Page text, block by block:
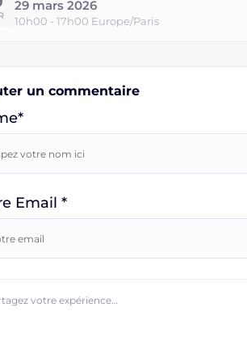
29 mars 2026
10h00 - 17h00 Europe/Paris
un commentaire
Email *